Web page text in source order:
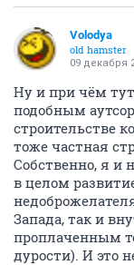
Volodya
old hamster
09 декабря
Ну и при чём
подобным
строительстве
тоже частная
Собственно, я и
в целом
Запада, так и
проплаченным
дурости). И это